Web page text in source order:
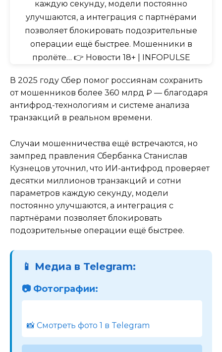
В 2025 году Сбер помог россиянам сохранить
от мошенников более 360 млрд ₽ — благодаря
антифрод-технологиям и системе анализа
транзакций в реальном времени.
Случаи мошенничества ещё встречаются, но
зампред правления Сбербанка Станислав
Кузнецов уточнил, что ИИ-антифрод проверяет
десятки миллионов транзакций и сотни
параметров каждую секунду, модели
постоянно улучшаются, а интеграция с
партнёрами позволяет блокировать
подозрительные операции ещё быстрее.
📱 Медиа в Telegram:
📷 Фотографии:
📸 Смотреть фото 1 в Telegram